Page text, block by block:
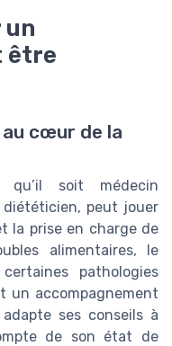
un
être
cœur de la
qu’il soit médecin
peut jouer
la prise en charge de
alimentaires, le
pathologies
un accompagnement
ses conseils à
de son état de